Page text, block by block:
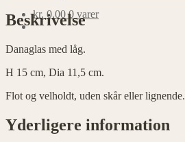
kr. 0,00 0 varer
Beskrivelse
Danaglas med låg.
H 15 cm, Dia 11,5 cm.
Flot og velholdt, uden skår eller lignende.
Yderligere information